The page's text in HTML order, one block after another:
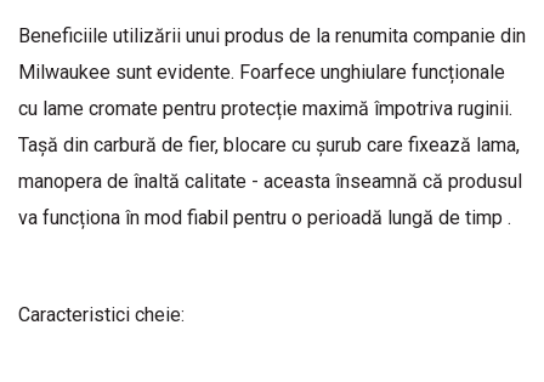
Beneficiile utilizării unui produs de la renumita companie din
Milwaukee sunt evidente. Foarfece unghiulare funcționale
cu lame cromate pentru protecție maximă împotriva ruginii.
Tașă din carbură de fier, blocare cu șurub care fixează lama,
manopera de înaltă calitate - aceasta înseamnă că produsul
va funcționa în mod fiabil pentru o perioadă lungă de timp .
Caracteristici cheie: